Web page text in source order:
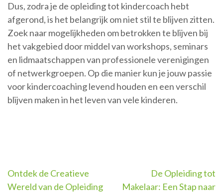
Dus, zodra je de opleiding tot kindercoach hebt
afgerond, is het belangrijk om niet stil te blijven zitten.
Zoek naar mogelijkheden om betrokken te blijven bij
het vakgebied door middel van workshops, seminars
en lidmaatschappen van professionele verenigingen
of netwerkgroepen. Op die manier kun je jouw passie
voor kindercoaching levend houden en een verschil
blijven maken in het leven van vele kinderen.
Berichtnavigatie
Ontdek de Creatieve
Wereld van de Opleiding
De Opleiding tot
Makelaar: Een Stap naar